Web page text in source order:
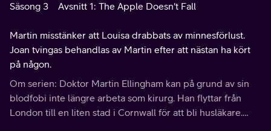
Säsong 3 Avsnitt 1: The Apple Doesn't Fall
Martin misstänker att Louisa drabbats av minnesförlust.
Joan tvingas behandlas av Martin efter att nästan ha kört
på någon.
Om serien: Doktor Martin Ellingham kan på grund av sin
blodfobi inte längre arbeta som kirurg. Han flyttar från
London till en liten stad i Cornwall för att bli husläkare.